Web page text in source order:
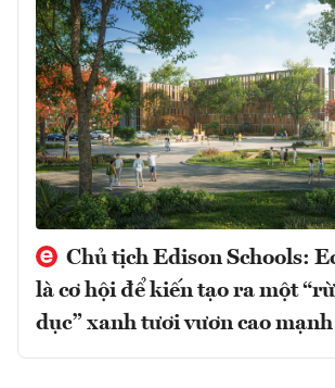
Chủ tịch Edison Schools:
là cơ hội để kiến tạo ra một
dục” xanh tươi vươn cao